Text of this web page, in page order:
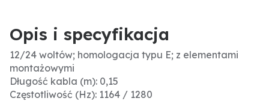
Opis i specyfikacja
12/24 woltów; homologacja typu E; z elementami
montażowymi
Długość kabla (m): 0,15
Częstotliwość (Hz): 1164 / 1280